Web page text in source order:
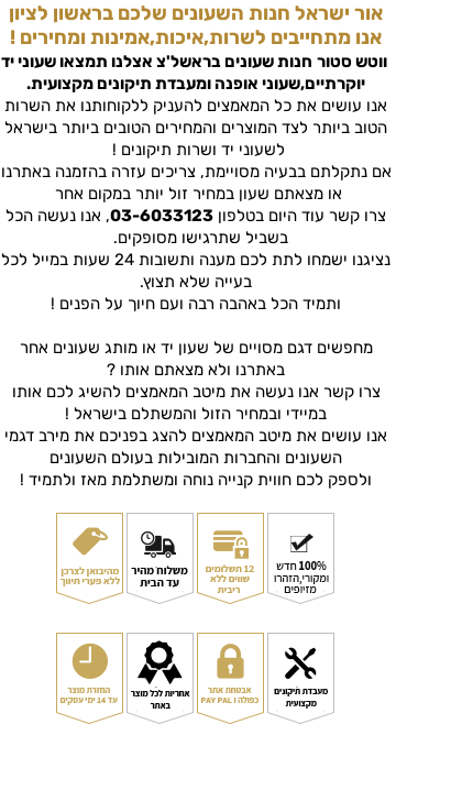
אור ישראל חנות השעונים שלכם בראשון לציון
אנו מתחייבים לשרות,איכות,אמינות ומחירים !
ווטש סטור חנות שעונים בראשל'צ אצלנו תמצאו שעוני יד
יוקרתיים,שעוני אופנה ומעבדת תיקונים מקצועית.
אנו עושים את כל המאמצים להעניק ללקוחותנו את השרות
הטוב ביותר לצד המוצרים והמחירים הטובים ביותר בישראל
לשעוני יד ושרות תיקונים !
אם נתקלתם בבעיה מסויימת, צריכים עזרה בהזמנה באתרנו
או מצאתם שעון במחיר זול יותר במקום אחר
צרו קשר עוד היום בטלפון 03-6033123, אנו נעשה הכל
בשביל שתרגישו מסופקים.
נציגנו ישמחו לתת לכם מענה ותשובות 24 שעות במייל לכל
בעייה שלא תצוץ.
ותמיד הכל באהבה רבה ועם חיוך על הפנים !
מחפשים דגם מסויים של שעון יד או מותג שעונים אחר
באתרנו ולא מצאתם אותו ?
צרו קשר אנו נעשה את מיטב המאמצים להשיג לכם אותו
במיידי ובמחיר הזול והמשתלם בישראל !
אנו עושים את מיטב המאמצים להצג בפניכם את מירב דגמי
השעונים והחברות המובילות בעולם השעונים
ולספק לכם חווית קנייה נוחה ומשתלמת מאז ולתמיד !